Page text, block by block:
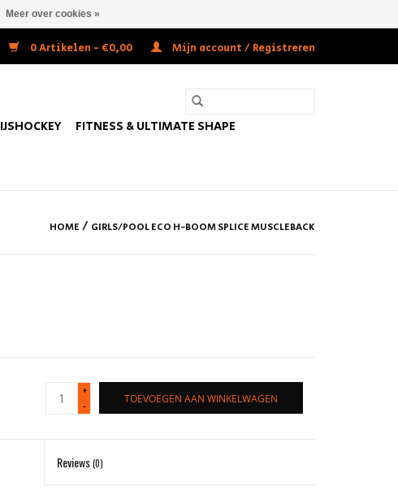
0 Artikelen - €0,00 Mijn account / Registreren
IJSHOCKEY
FITNESS & ULTIMATE SHAPE
HOME / GIRLS/POOL ECO H-BOOM SPLICE MUSCLEBACK
+
-
TOEVOEGEN AAN WINKELWAGEN
Reviews(0)
Meer over cookies »